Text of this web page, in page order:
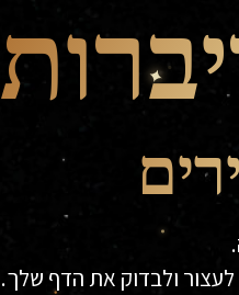
ולבדוק את הדף שלך.